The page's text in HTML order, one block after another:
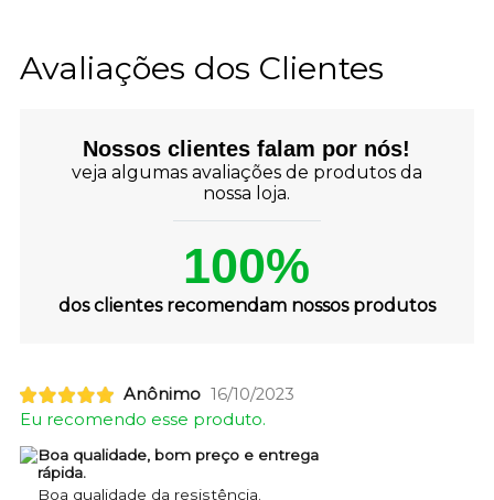
Avaliações dos Clientes
Nossos clientes falam por nós!
veja algumas avaliações de produtos da
nossa loja.
100%
dos clientes recomendam nossos produtos
Anônimo 16/10/2023
Eu recomendo esse produto.
Boa qualidade, bom preço e entrega
rápida.
Boa qualidade da resistência.